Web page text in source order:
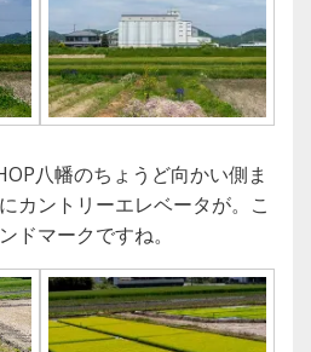
八幡のちょうど向かい側ま
カントリーエレベータが。こ
ドマークですね。